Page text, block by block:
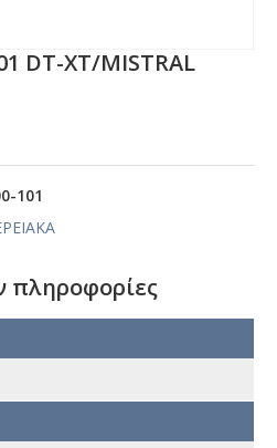
DΤ-ΧΤ/ΜΙSΤRΑL
101
πληροφορίες